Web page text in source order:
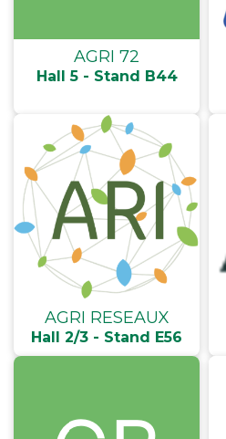
AGRI 72
Hall 5 - Stand B44
AGRI RESEAUX
Hall 2/3 - Stand E56